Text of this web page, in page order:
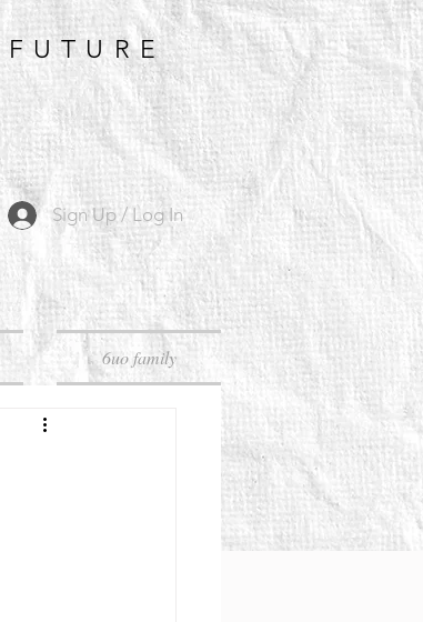
Sign Up / Log In
6uo family